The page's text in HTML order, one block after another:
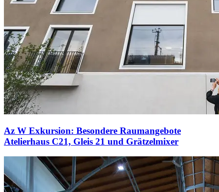
Az W Exkursion: Besondere Raumangebote
Atelierhaus C21, Gleis 21 und Grätzelmixer